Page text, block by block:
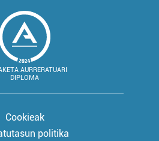
AURRERATUARI
DIPLOMA
Cookieak
politika